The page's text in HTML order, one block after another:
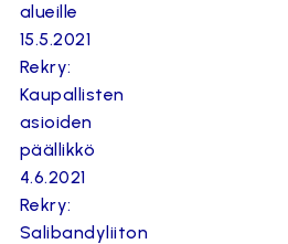
alueille
15.5.2021
Rekry:
Kaupallisten
asioiden
päällikkö
4.6.2021
Rekry:
Salibandyliiton